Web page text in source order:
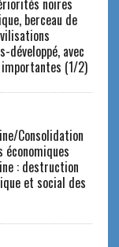
berceau de
développé, avec
(1/2)
Consolidation
économiques
: destruction
et social des